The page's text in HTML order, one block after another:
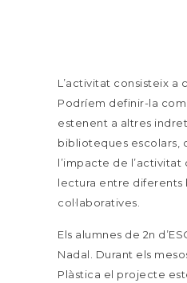
L’activitat consisteix a
Podríem definir-la
estenent a altres
biblioteques escolars,
l’impacte de
lectura entre diferents
col·laboratives.
Els alumnes de 2n
Nadal. Durant els
Plàstica el projecte